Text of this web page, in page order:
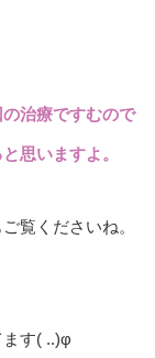
治療ですむので
思いますよ。
覧くださいね。
す( ..)φ